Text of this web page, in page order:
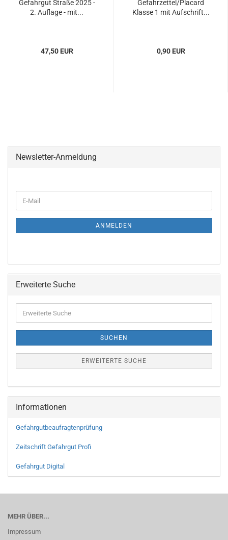
Gefahrgut Straße 2025 -
2. Auflage - mit...
47,50 EUR
Gefahrzettel/Placard
Klasse 1 mit Aufschrift...
0,90 EUR
Newsletter-Anmeldung
ANMELDEN
Erweiterte Suche
SUCHEN
ERWEITERTE SUCHE
Informationen
Gefahrgutbeaufragtenprüfung
Zeitschrift Gefahrgut Profi
Gefahrgut Digital
MEHR ÜBER...
Impressum